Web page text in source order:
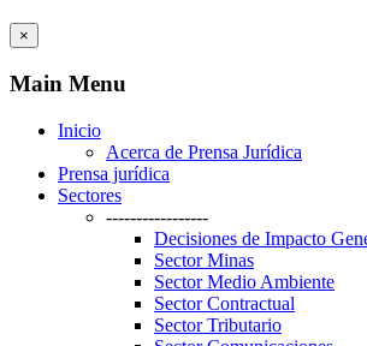
×
Main Menu
Inicio
Acerca de Prensa Jurídica
Prensa jurídica
Sectores
-----------------
Decisiones de Impacto
Sector Minas
Sector Medio Ambiente
Sector Contractual
Sector Tributario